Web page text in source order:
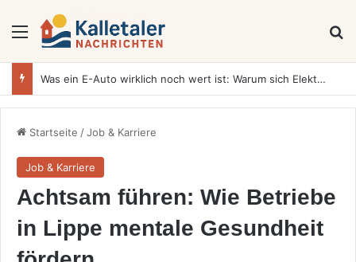
Menü
Was ein E-Auto wirklich noch wert ist: Warum sich Elektrofahrzeuge bei der Wertermittlung anders verhalten als Verbrenner
Startseite /Job & Karriere
Job & Karriere
Achtsam führen: Wie Betriebe
in Lippe mentale Gesundheit